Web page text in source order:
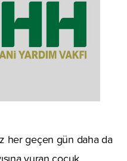
her geçen gün daha da